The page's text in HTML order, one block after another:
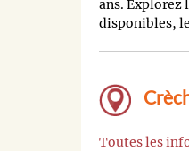
ans. Explorez
disponibles,
Toutes les